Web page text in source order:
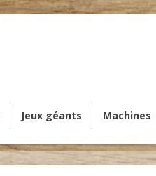
Jeux géants Machines